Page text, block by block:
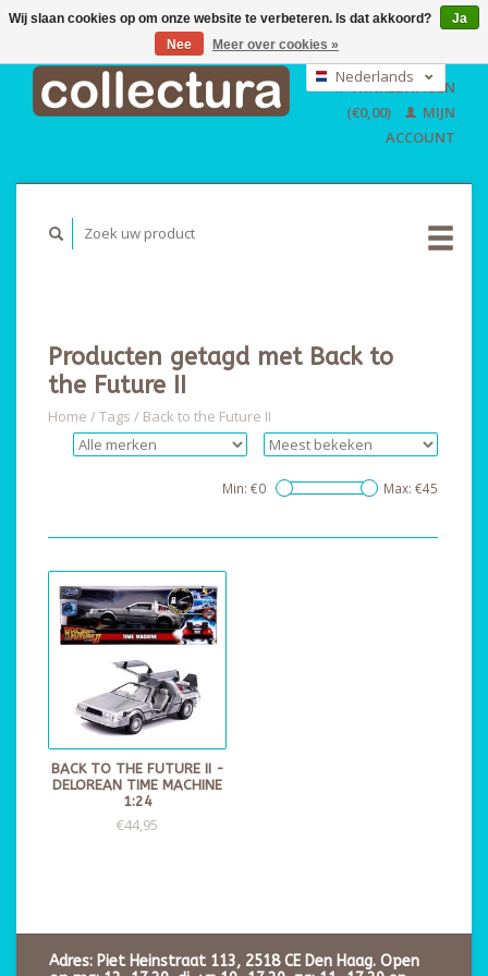
EUR
GBP
USD
Nederlands
English
WINKELWAGEN
(€0,00)
MIJN
ACCOUNT
Producten getagd met Back to
the Future II
Home /Tags / Back to the Future II
Min: €0 Max: €45
BACK TO THE FUTURE II -
DELOREAN TIME MACHINE
1:24
€44,95
Adres: Piet Heinstraat 113, 2518 CE Den Haag. Open
Wij slaan cookies op om onze website te verbeteren. Is dat akkoord?
Ja
Nee
Meer over cookies »